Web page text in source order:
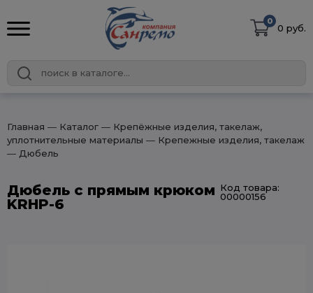
0
0 руб.
Главная ― Каталог ― Крепёжные изделия, такелаж,
уплотнительные материалы ― Крепежные изделия, такелаж
― Дюбель
Дюбель с прямым крюком
KRHP-6
Код товара:
00000156